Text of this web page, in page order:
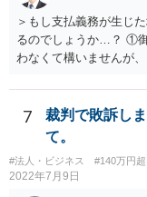
＞もし支払義務が生じ
るのでしょうか…？ ①
わなくて構いませんが
いないので何とも言え
印鑑証明まで用意して
がします。 もし何らか
ので、契約書の文面を
します。
7
裁判で敗訴し
て。
#法人・ビジネス #140万円超
2022年7月9日